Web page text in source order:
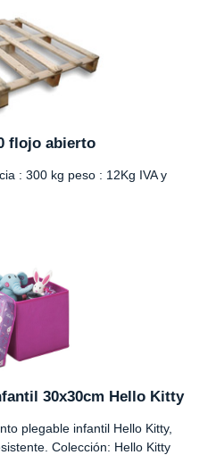
flojo abierto
: 300 kg peso : 12Kg IVA y
30x30cm Hello Kitty
plegable infantil Hello Kitty,
Colección: Hello Kitty